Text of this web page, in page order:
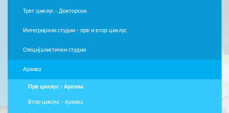
Трет циклус - Докторски
Интегрирани студии - прв и втор циклус
Специјалистички студии
Архива
Прв циклус - Архива
Втор циклус - Архива